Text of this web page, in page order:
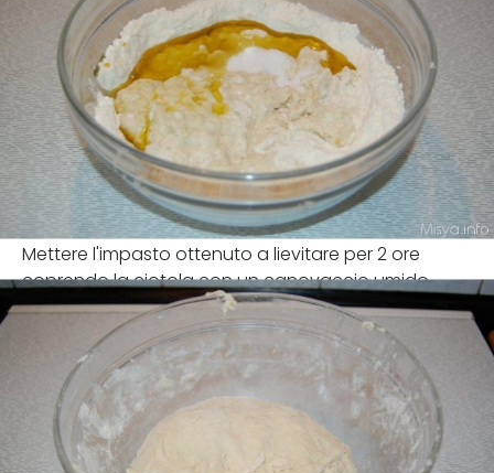
Mettere l'impasto ottenuto a lievitare per 2 ore
coprendo la ciotola con un canovaccio umido.